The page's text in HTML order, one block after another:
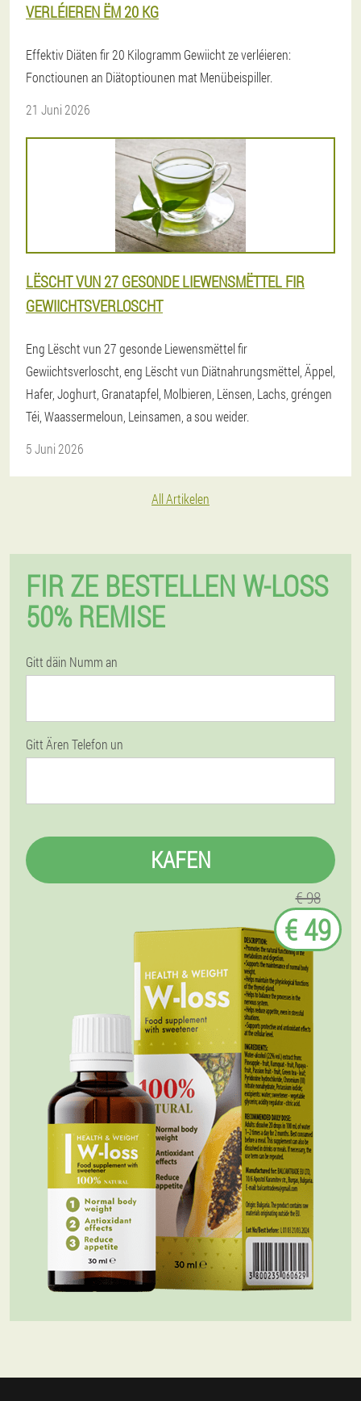
VERLÉIEREN ËM 20 KG
Effektiv Diäten fir 20 Kilogramm Gewiicht ze verléieren:
Fonctiounen an Diätoptiounen mat Menübeispiller.
21 Juni 2026
LËSCHT VUN 27 GESONDE LIEWENSMËTTEL FIR
GEWIICHTSVERLOSCHT
Eng Lëscht vun 27 gesonde Liewensmëttel fir
Gewiichtsverloscht, eng Lëscht vun Diätnahrungsmëttel, Äppel,
Hafer, Joghurt, Granatapfel, Molbieren, Lënsen, Lachs, gréngen
Téi, Waassermeloun, Leinsamen, a sou weider.
5 Juni 2026
All Artikelen
FIR ZE BESTELLEN W-LOSS
50% REMISE
Gitt däin Numm an
Gitt Ären Telefon un
KAFEN
€ 98
€ 49